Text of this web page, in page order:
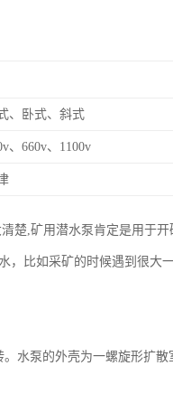
、卧式、斜式
、660v、1100v
楚,矿用潜水泵肯定是用于开
，比如采矿的时候遇到很大
水泵的外壳为一螺旋形扩散